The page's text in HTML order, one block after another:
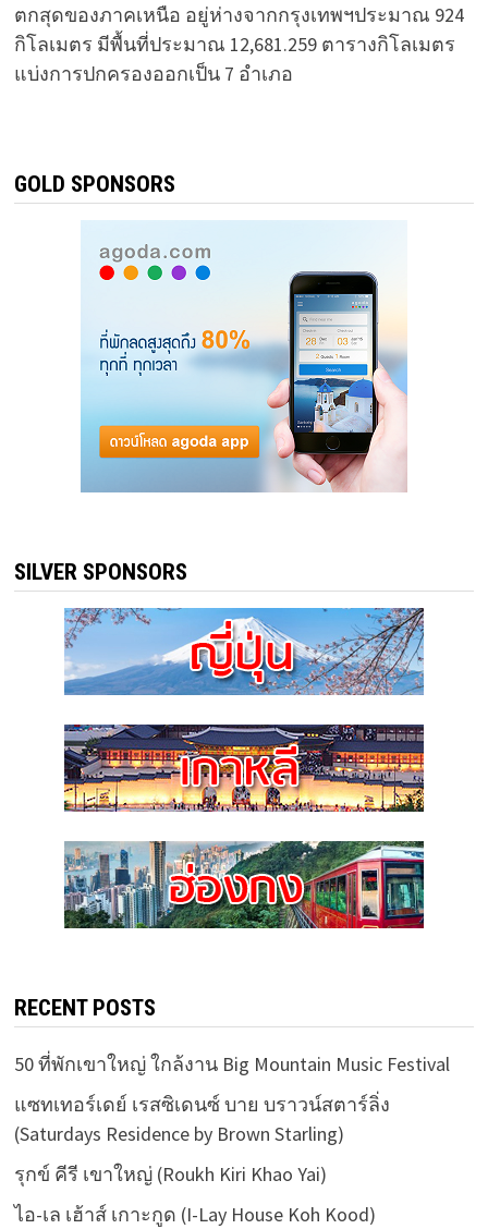
ตกสุดของภาคเหนือ อยู่ห่างจากกรุงเทพฯประมาณ 924
กิโลเมตร มีพื้นที่ประมาณ 12,681.259 ตารางกิโลเมตร
แบ่งการปกครองออกเป็น 7 อำเภอ
GOLD SPONSORS
SILVER SPONSORS
RECENT POSTS
50 ที่พักเขาใหญ่ ใกล้งาน Big Mountain Music Festival
แซทเทอร์เดย์ เรสซิเดนซ์ บาย บราวน์สตาร์ลิ่ง
(Saturdays Residence by Brown Starling)
รุกข์ คีรี เขาใหญ่ (Roukh Kiri Khao Yai)
ไอ-เล เฮ้าส์ เกาะกูด (I-Lay House Koh Kood)